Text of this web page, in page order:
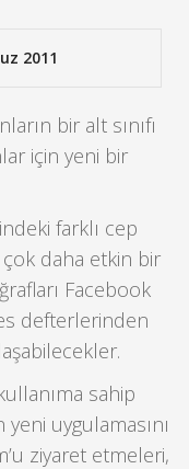
2011
bir alt sınıfı
için yeni bir
farklı cep
daha etkin bir
Facebook
defterlerinden
sahip
uygulamasını
ziyaret etmeleri,